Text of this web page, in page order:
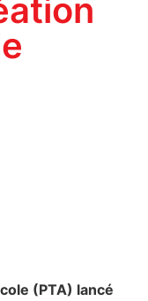
(PTA) lancé